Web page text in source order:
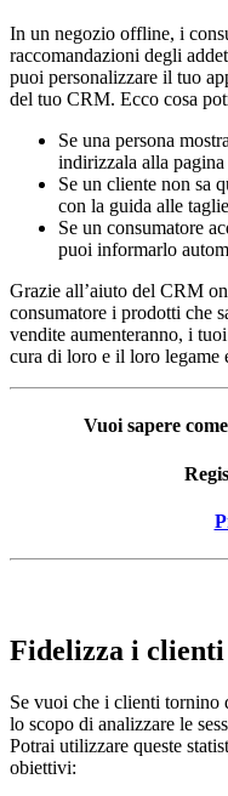
In un negozio offline, i
raccomandazioni degli
puoi personalizzare il tuo
del tuo CRM. Ecco cosa
Se una persona
indirizzala alla
Se un cliente non sa
con la guida alle taglie
Se un consumatore
puoi informarlo
Grazie all’aiuto del CRM
consumatore i prodotti che
vendite aumenteranno, i
cura di loro e il loro legame
Vuoi sapere
Fidelizza i clienti
Se vuoi che i clienti tornino
lo scopo di analizzare le
Potrai utilizzare queste
obiettivi: